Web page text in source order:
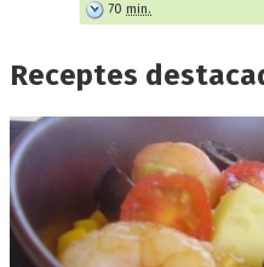
70 min.
Receptes